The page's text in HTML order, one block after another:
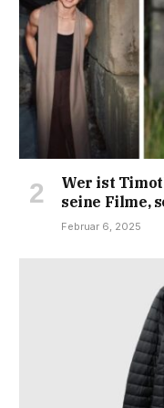
Wer ist
seine Filme,
Februar 6, 2025